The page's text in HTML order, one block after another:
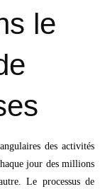
le
des activités
jour des millions
Le processus de